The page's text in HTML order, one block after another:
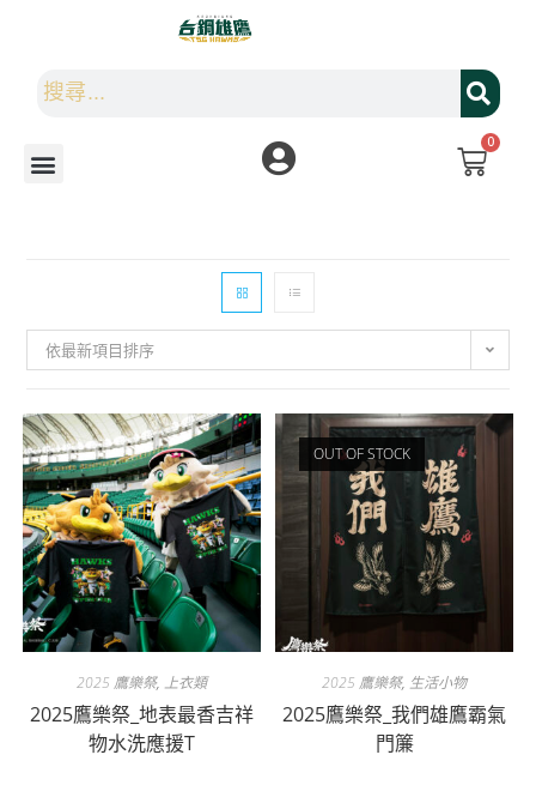
0
依最新項目排序
2025 鷹樂祭, 上衣類
2025鷹樂祭_地表最香吉祥
物水洗應援T
OUT OF STOCK
2025 鷹樂祭, 生活小物
2025鷹樂祭_我們雄鷹霸氣
門簾